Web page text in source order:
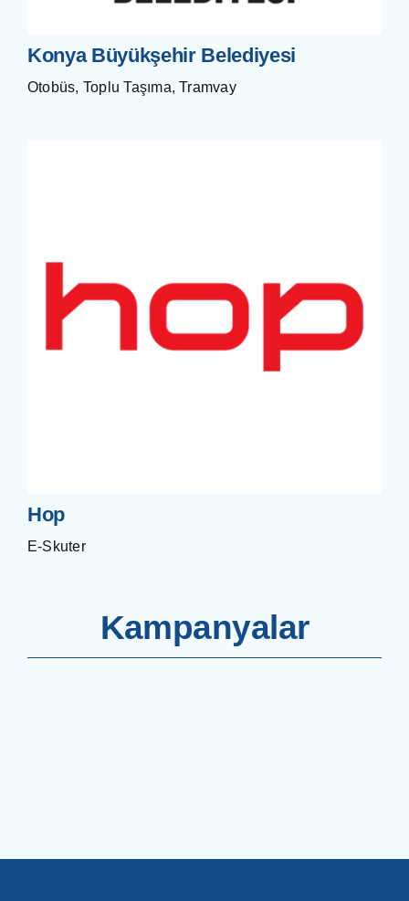
Konya Büyükşehir Belediyesi
Otobüs, Toplu Taşıma, Tramvay
Hop
E-Skuter
Kampanyalar